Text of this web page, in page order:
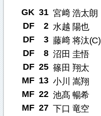
GK 31 宮﨑 浩太朗
DF
2 水越 陽也
DF
3 藤﨑 将汰(C)
DF
8 沼田 圭悟
DF 25 篠田 翔太
MF 13 小川 嵩翔
MF 22 池髙 暢希
MF 27 下口 竜空